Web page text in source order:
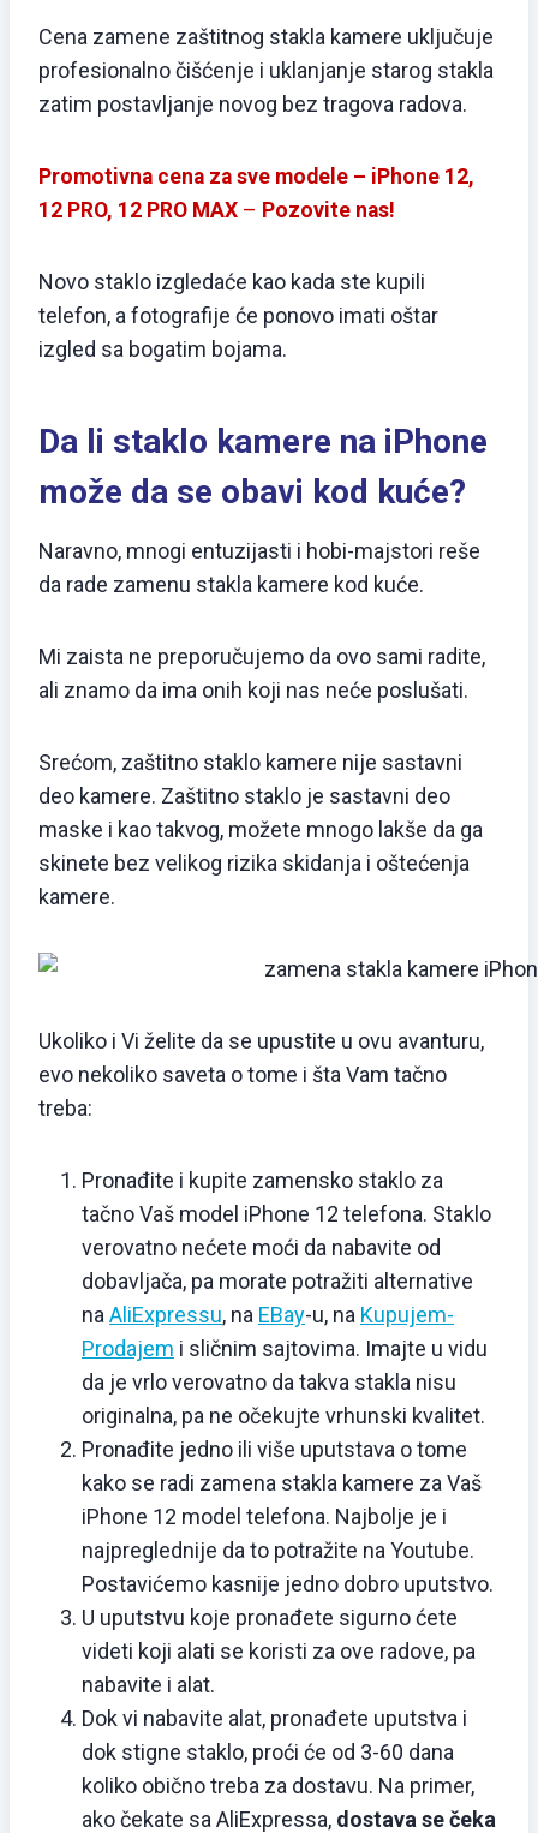
Cena zamene zaštitnog stakla kamere uključuje
profesionalno čišćenje i uklanjanje starog stakla
zatim postavljanje novog bez tragova radova.
Promotivna cena za sve modele – iPhone 12,
12 PRO, 12 PRO MAX – Pozovite nas!
Novo staklo izgledaće kao kada ste kupili
telefon, a fotografije će ponovo imati oštar
izgled sa bogatim bojama.
Da li staklo kamere na iPhone
može da se obavi kod kuće?
Naravno, mnogi entuzijasti i hobi-majstori reše
da rade zamenu stakla kamere kod kuće.
Mi zaista ne preporučujemo da ovo sami radite,
ali znamo da ima onih koji nas neće poslušati.
Srećom, zaštitno staklo kamere nije sastavni
deo kamere. Zaštitno staklo je sastavni deo
maske i kao takvog, možete mnogo lakše da ga
skinete bez velikog rizika skidanja i oštećenja
kamere.
Ukoliko i Vi želite da se upustite u ovu avanturu,
evo nekoliko saveta o tome i šta Vam tačno
treba:
Pronađite i kupite zamensko staklo za
tačno Vaš model iPhone 12 telefona. Staklo
verovatno nećete moći da nabavite od
dobavljača, pa morate potražiti alternative
na AliExpressu, na EBay-u, na Kupujem-
Prodajem i sličnim sajtovima. Imajte u vidu
da je vrlo verovatno da takva stakla nisu
originalna, pa ne očekujte vrhunski kvalitet.
Pronađite jedno ili više uputstava o tome
kako se radi zamena stakla kamere za Vaš
iPhone 12 model telefona. Najbolje je i
najpreglednije da to potražite na Youtube.
Postavićemo kasnije jedno dobro uputstvo.
U uputstvu koje pronađete sigurno ćete
videti koji alati se koristi za ove radove, pa
nabavite i alat.
Dok vi nabavite alat, pronađete uputstva i
dok stigne staklo, proći će od 3-60 dana
koliko obično treba za dostavu. Na primer,
ako čekate sa AliExpressa, dostava se čeka